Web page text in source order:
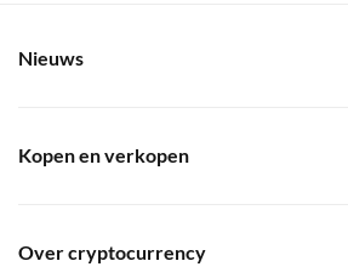
Nieuws
Kopen en verkopen
Over cryptocurrency